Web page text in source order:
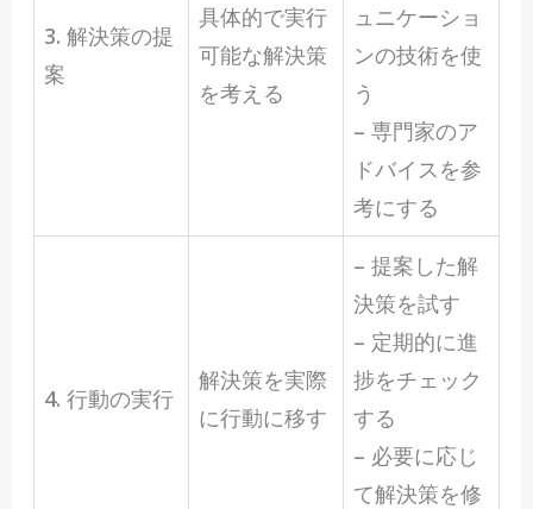
3. 解決策の提
案
具体的で実行
可能な解決策
を考える
ュニケーショ
ンの技術を使
う
– 専門家のア
ドバイスを参
考にする
4. 行動の実行
解決策を実際
に行動に移す
– 提案した解
決策を試す
– 定期的に進
捗をチェック
する
– 必要に応じ
て解決策を修